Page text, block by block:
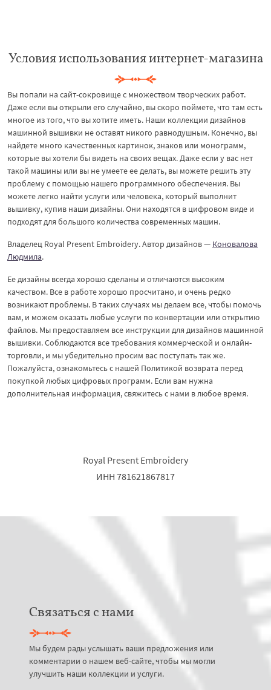
Условия использования интернет-магазина
Вы попали на сайт-сокровище с множеством творческих работ.
Даже если вы открыли его случайно, вы скоро поймете, что там есть
многое из того, что вы хотите иметь. Наши коллекции дизайнов
машинной вышивки не оставят никого равнодушным. Конечно, вы
найдете много качественных картинок, знаков или монограмм,
которые вы хотели бы видеть на своих вещах. Даже если у вас нет
такой машины или вы не умеете ее делать, вы можете решить эту
проблему с помощью нашего программного обеспечения. Вы
можете легко найти услуги или человека, который выполнит
вышивку, купив наши дизайны. Они находятся в цифровом виде и
подходят для большого количества современных машин.
Владелец Royal Present Embroidery. Автор дизайнов — Коновалова
Людмила.
Ее дизайны всегда хорошо сделаны и отличаются высоким
качеством. Все в работе хорошо просчитано, и очень редко
возникают проблемы. В таких случаях мы делаем все, чтобы помочь
вам, и можем оказать любые услуги по конвертации или открытию
файлов. Мы предоставляем все инструкции для дизайнов машинной
вышивки. Соблюдаются все требования коммерческой и онлайн-
торговли, и мы убедительно просим вас поступать так же.
Пожалуйста, ознакомьтесь с нашей Политикой возврата перед
покупкой любых цифровых программ. Если вам нужна
дополнительная информация, свяжитесь с нами в любое время.
Royal Present Embroidery
ИНН 781621867817
Связаться с нами
Мы будем рады услышать ваши предложения или
комментарии о нашем веб-сайте, чтобы мы могли
улучшить наши коллекции и услуги.